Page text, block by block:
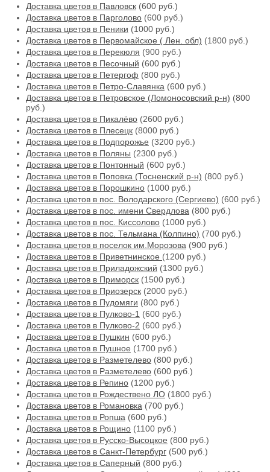
Доставка цветов в Павловск (600 руб.)
Доставка цветов в Парголово (600 руб.)
Доставка цветов в Пеники (1000 руб.)
Доставка цветов в Первомайское ( Лен. обл) (1800 руб.)
Доставка цветов в Перекюля (900 руб.)
Доставка цветов в Песочный (600 руб.)
Доставка цветов в Петергоф (800 руб.)
Доставка цветов в Петро-Славянка (600 руб.)
Доставка цветов в Петровское (Ломоносовский р-н) (800
руб.)
Доставка цветов в Пикалёво (2600 руб.)
Доставка цветов в Плесецк (8000 руб.)
Доставка цветов в Подпорожье (3200 руб.)
Доставка цветов в Поляны (2300 руб.)
Доставка цветов в Понтонный (600 руб.)
Доставка цветов в Поповка (Тосненский р-н) (800 руб.)
Доставка цветов в Порошкино (1000 руб.)
Доставка цветов в пос. Володарского (Сергиево) (600 руб.)
Доставка цветов в пос. имени Свердлова (800 руб.)
Доставка цветов в пос. Киссолово (1000 руб.)
Доставка цветов в пос. Тельмана (Колпино) (700 руб.)
Доставка цветов в поселок им.Морозова (900 руб.)
Доставка цветов в Приветнинское (1200 руб.)
Доставка цветов в Приладожский (1300 руб.)
Доставка цветов в Приморск (1500 руб.)
Доставка цветов в Приозерск (2000 руб.)
Доставка цветов в Пудомяги (800 руб.)
Доставка цветов в Пулково-1 (600 руб.)
Доставка цветов в Пулково-2 (600 руб.)
Доставка цветов в Пушкин (600 руб.)
Доставка цветов в Пушное (1700 руб.)
Доставка цветов в Разметелево (800 руб.)
Доставка цветов в Разметелево (600 руб.)
Доставка цветов в Репино (1200 руб.)
Доставка цветов в Рождествено ЛО (1800 руб.)
Доставка цветов в Романовка (700 руб.)
Доставка цветов в Ропша (600 руб.)
Доставка цветов в Рощино (1100 руб.)
Доставка цветов в Русско-Высоцкое (800 руб.)
Доставка цветов в Санкт-Петербург (500 руб.)
Доставка цветов в Саперный (800 руб.)